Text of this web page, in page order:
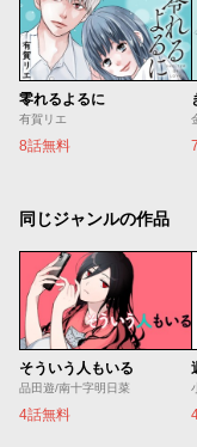
零れるよるに
有賀リエ
8話無料
同じジャンルの作品
そういう人もいる
品田遊/南十字明日菜
4話無料